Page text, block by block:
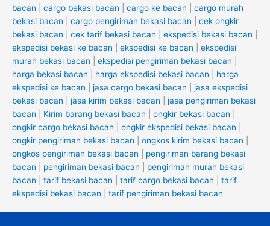
bacan
cargo bekasi bacan cargo ke bacan
cargo murah
bekasi bacan
cargo pengiriman bekasi bacan
cek ongkir
bekasi bacan
cek tarif bekasi bacan ekspedisi bekasi bacan
ekspedisi bekasi ke bacan
ekspedisi ke bacan
ekspedisi
murah bekasi bacan
ekspedisi pengiriman bekasi bacan
harga bekasi bacan
harga ekspedisi bekasi bacan
harga
ekspedisi ke bacan
jasa cargo bekasi bacan
jasa ekspedisi
bekasi bacan
jasa kirim bekasi bacan
jasa pengiriman bekasi
bacan
Kirim barang bekasi bacan ongkir bekasi bacan
ongkir cargo bekasi bacan
ongkir ekspedisi bekasi bacan
ongkir pengiriman bekasi bacan
ongkos kirim bekasi bacan
ongkos pengiriman bekasi bacan
pengiriman barang bekasi
bacan
pengiriman bekasi bacan
pengiriman murah bekasi
bacan
tarif bekasi bacan tarif cargo bekasi bacan
tarif
ekspedisi bekasi bacan
tarif pengiriman bekasi bacan